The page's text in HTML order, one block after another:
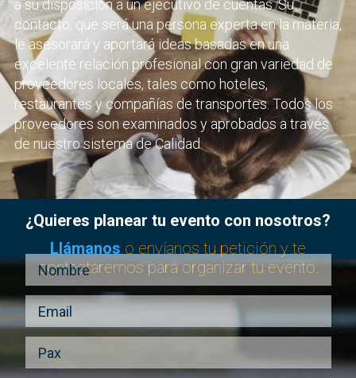
a su disposición a un ejecutivo de cuentas. Su
contacto, que será una persona experta en la materia,
le asesorará y aportará ideas basadas en una
excelente relación profesional con gran variedad de
proveedores locales, tales como hoteles,
restaurantes y compañías de transportes. Todos los
proveedores son examinados y aprobados a través
de nuestro sistema de Calidad.
¿Quieres planear tu evento con nosotros?
Llámanos o envíanos tu petición y te
contactaremos para organizar tu evento.